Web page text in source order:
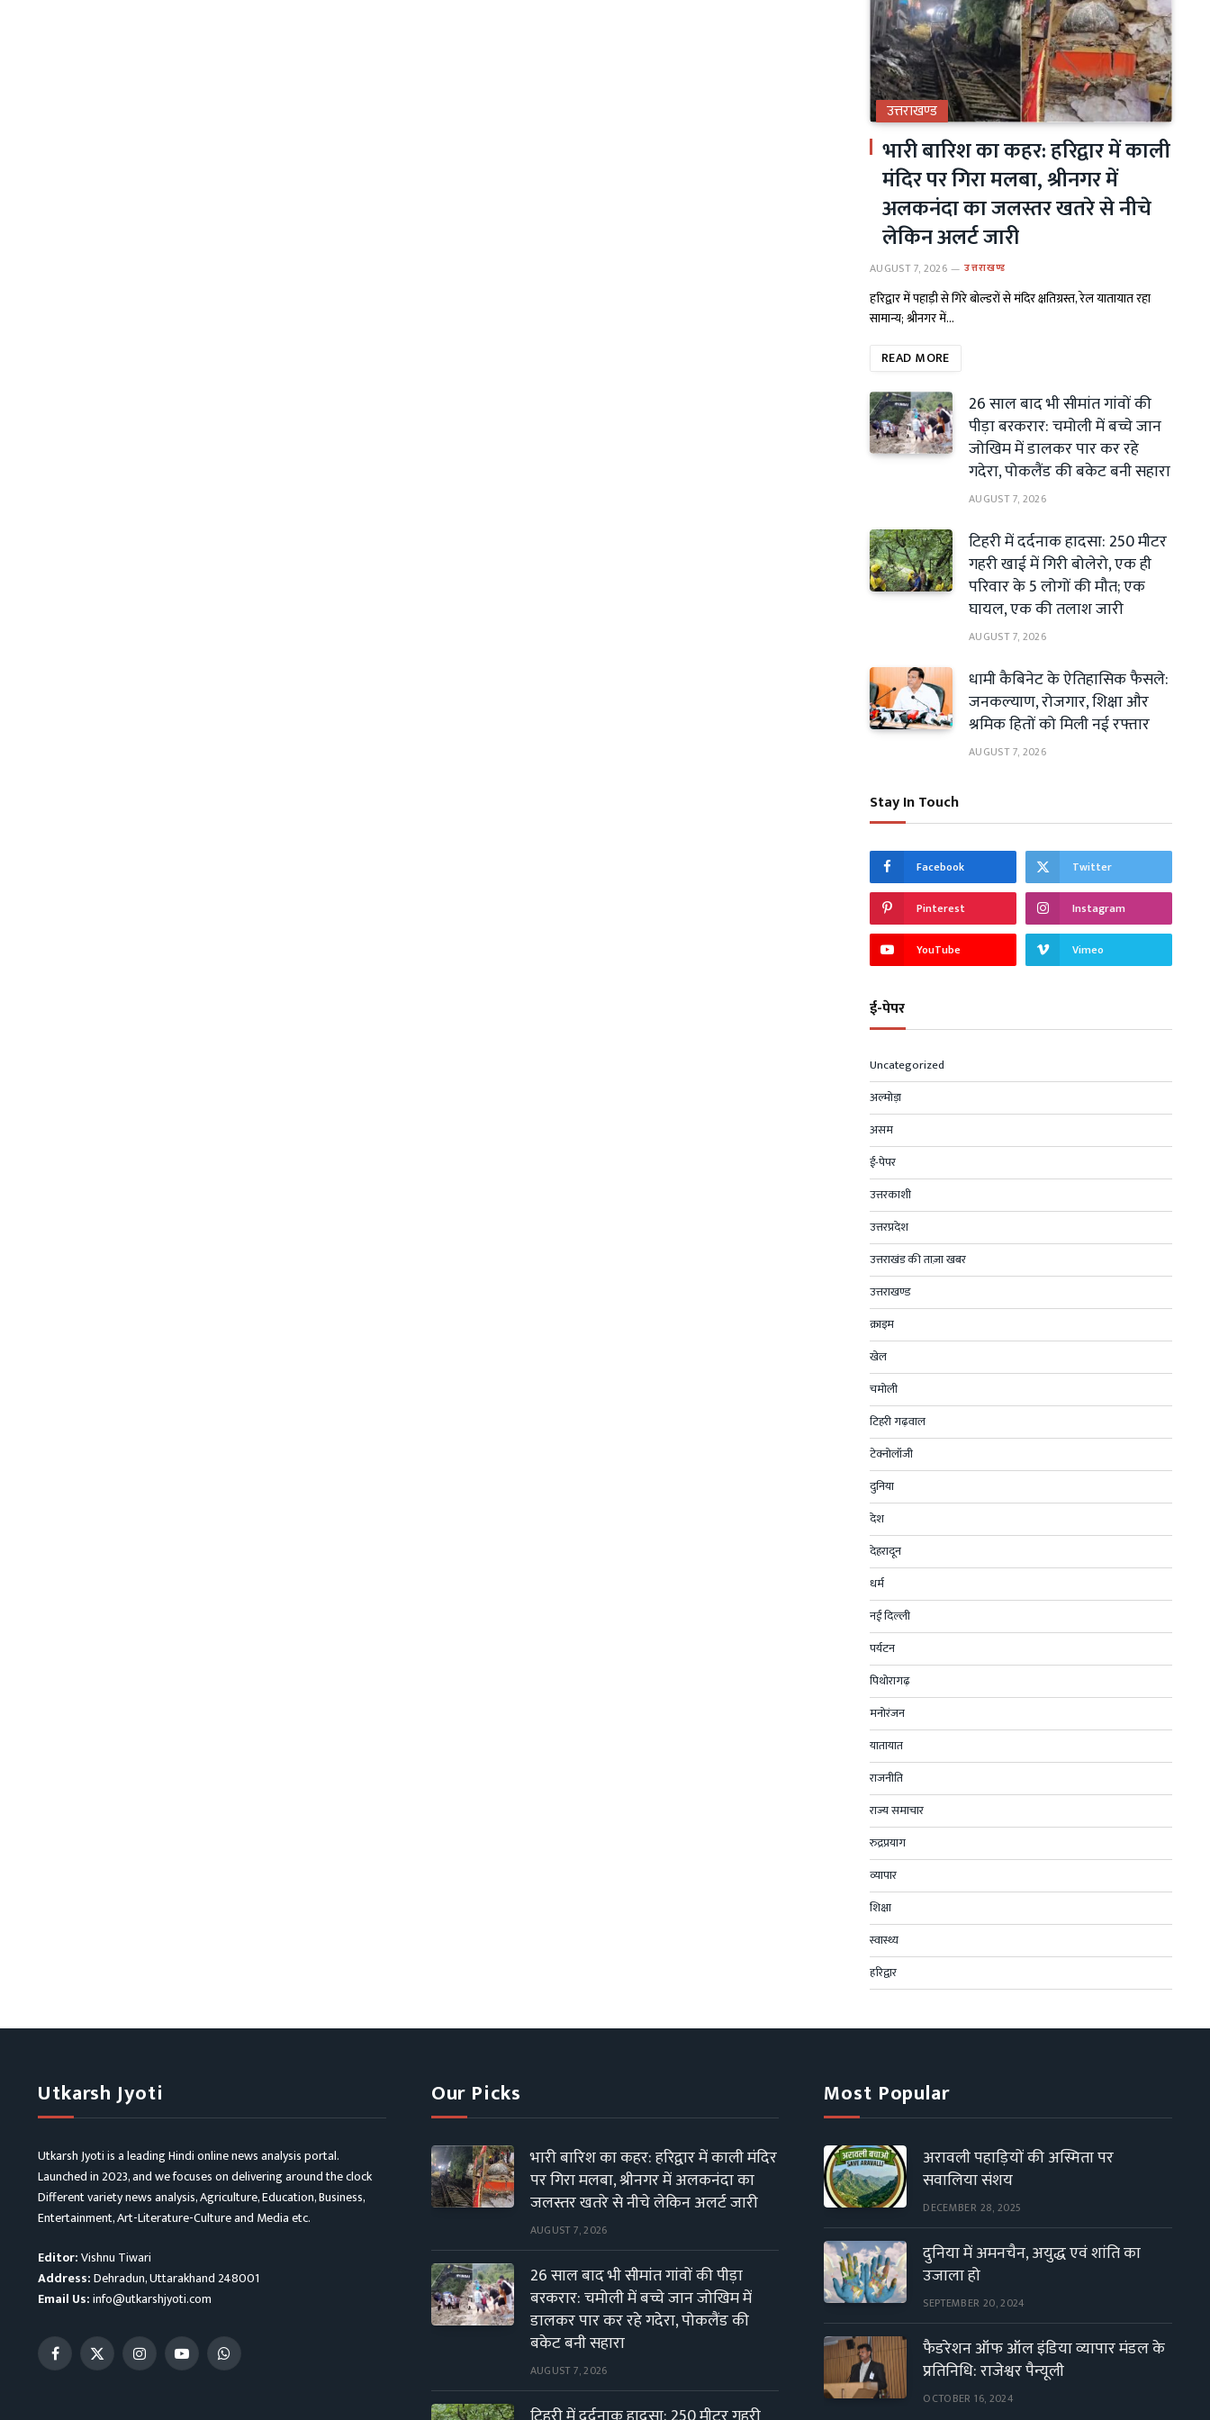
उत्तराखण्ड
भारी बारिश का कहर: हरिद्वार में काली
मंदिर पर गिरा मलबा, श्रीनगर में
अलकनंदा का जलस्तर खतरे से नीचे
लेकिन अलर्ट जारी
AUGUST 7, 2026 उत्तराखण्ड
हरिद्वार में पहाड़ी से गिरे बोल्डरों से मंदिर क्षतिग्रस्त, रेल यातायात रहा
सामान्य; श्रीनगर में…
READ MORE
26 साल बाद भी सीमांत गांवों की
पीड़ा बरकरार: चमोली में बच्चे जान
जोखिम में डालकर पार कर रहे
गदेरा, पोकलैंड की बकेट बनी सहारा
AUGUST 7, 2026
टिहरी में दर्दनाक हादसा: 250 मीटर
गहरी खाई में गिरी बोलेरो, एक ही
परिवार के 5 लोगों की मौत; एक
घायल, एक की तलाश जारी
AUGUST 7, 2026
धामी कैबिनेट के ऐतिहासिक फैसले:
जनकल्याण, रोजगार, शिक्षा और
श्रमिक हितों को मिली नई रफ्तार
AUGUST 7, 2026
Stay In Touch
Facebook Twitter
Pinterest Instagram
YouTube Vimeo
ई-पेपर
Uncategorized
अल्मोड़ा
असम
ई-पेपर
उत्तरकाशी
उत्तरप्रदेश
उत्तराखंड की ताज़ा खबर
उत्तराखण्ड
क्राइम
खेल
चमोली
टिहरी गढ़वाल
टेक्नोलॉजी
दुनिया
देश
देहरादून
धर्म
नई दिल्ली
पर्यटन
पिथोरागढ़
मनोरंजन
यातायात
राजनीति
राज्य समाचार
रुद्रप्रयाग
व्यापार
शिक्षा
स्वास्थ्य
हरिद्वार
Utkarsh Jyoti
Utkarsh Jyoti is a leading Hindi online news analysis portal.
Launched in 2023, and we focuses on delivering around the clock
Different variety news analysis, Agriculture, Education, Business,
Entertainment, Art-Literature-Culture and Media etc.
Editor:Vishnu Tiwari
Address:Dehradun, Uttarakhand 248001
Email Us:info@utkarshjyoti.com
Facebook
X
InstagramYouTubeWhatsApp
Our Picks
भारी बारिश का कहर: हरिद्वार में काली मंदिर
पर गिरा मलबा, श्रीनगर में अलकनंदा का
जलस्तर खतरे से नीचे लेकिन अलर्ट जारी
AUGUST 7, 2026
26 साल बाद भी सीमांत गांवों की पीड़ा
बरकरार: चमोली में बच्चे जान जोखिम में
डालकर पार कर रहे गदेरा, पोकलैंड की
बकेट बनी सहारा
AUGUST 7, 2026
Most Popular
अरावली पहाड़ियों की अस्मिता पर
सवालिया संशय
DECEMBER 28, 2025
दुनिया में अमनचैन, अयुद्ध एवं शांति का
उजाला हो
SEPTEMBER 20, 2024
फैडरेशन ऑफ ऑल इंडिया व्यापार मंडल के
प्रतिनिधि: राजेश्वर पैन्यूली
OCTOBER 16, 2024